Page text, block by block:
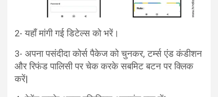
2- यहाँ मांगी गई डिटेल्स को भरें।
3- अपना पसंदीदा कोर्स पैकेज को चुनकर, टर्म्स एंड कंडीशन
और रिफंड पालिसी पर चेक करके सबमिट बटन पर क्लिक
करें|